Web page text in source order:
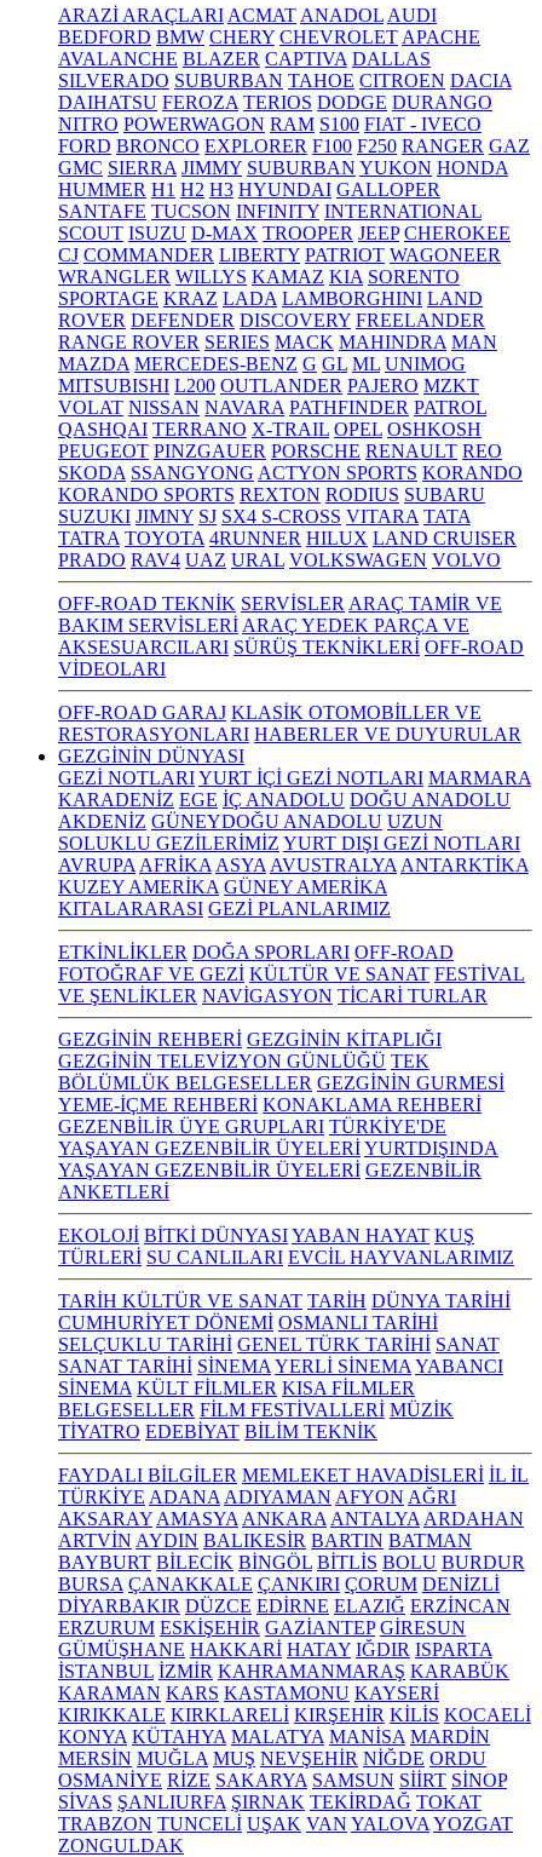
ARAZİ ARAÇLARI ACMAT ANADOL AUDI
BEDFORD BMW CHERY CHEVROLET APACHE
AVALANCHE BLAZER CAPTIVA DALLAS
SILVERADO SUBURBAN TAHOE CITROEN DACIA
DAIHATSU FEROZA TERIOS DODGE DURANGO
NITRO POWERWAGON RAM S100 FIAT - IVECO
FORD BRONCO EXPLORER F100 F250 RANGER GAZ
GMC SIERRA JIMMY SUBURBAN YUKON HONDA
HUMMER H1 H2 H3 HYUNDAI GALLOPER
SANTAFE TUCSON INFINITY INTERNATIONAL
SCOUT ISUZU D-MAX TROOPER JEEP CHEROKEE
CJ COMMANDER LIBERTY PATRIOT WAGONEER
WRANGLER WILLYS KAMAZ KIA SORENTO
SPORTAGE KRAZ LADA LAMBORGHINI LAND
ROVER DEFENDER DISCOVERY FREELANDER
RANGE ROVER SERIES MACK MAHINDRA MAN
MAZDA MERCEDES-BENZ G GL ML UNIMOG
MITSUBISHI L200 OUTLANDER PAJERO MZKT
VOLAT NISSAN NAVARA PATHFINDER PATROL
QASHQAI TERRANO X-TRAIL OPEL OSHKOSH
PEUGEOT PINZGAUER PORSCHE RENAULT REO
SKODA SSANGYONG ACTYON SPORTS KORANDO
KORANDO SPORTS REXTON RODIUS SUBARU
SUZUKI JIMNY SJ SX4 S-CROSS VITARA TATA
TATRA TOYOTA 4RUNNER HILUX LAND CRUISER
PRADO RAV4 UAZ URAL VOLKSWAGEN VOLVO
OFF-ROAD TEKNİK SERVİSLER ARAÇ TAMİR VE
BAKIM SERVİSLERİ ARAÇ YEDEK PARÇA VE
AKSESUARCILARI SÜRÜŞ TEKNİKLERİ OFF-ROAD
VİDEOLARI
OFF-ROAD GARAJ KLASİK OTOMOBİLLER VE
RESTORASYONLARI HABERLER VE DUYURULAR
GEZGİNİN DÜNYASI
GEZİ NOTLARIYURT İÇİ GEZİ NOTLARI MARMARA
KARADENİZ EGE İÇ ANADOLU DOĞU ANADOLU
AKDENİZ GÜNEYDOĞU ANADOLU UZUN
SOLUKLU GEZİLERİMİZ YURT DIŞI GEZİ NOTLARI
AVRUPA AFRİKA ASYA AVUSTRALYA ANTARKTİKA
KUZEY AMERİKA GÜNEY AMERİKA
KITALARARASI GEZİ PLANLARIMIZ
ETKİNLİKLER DOĞA SPORLARI OFF-ROAD
FOTOĞRAF VE GEZİ KÜLTÜR VE SANAT FESTİVAL
VE ŞENLİKLER NAVİGASYON TİCARİ TURLAR
GEZGİNİN REHBERİ GEZGİNİN KİTAPLIĞI
GEZGİNİN TELEVİZYON GÜNLÜĞÜ TEK
BÖLÜMLÜK BELGESELLER GEZGİNİN GURMESİ
YEME-İÇME REHBERİ KONAKLAMA REHBERİ
GEZENBİLİR ÜYE GRUPLARI TÜRKİYE'DE
YAŞAYAN GEZENBİLİR ÜYELERİYURTDIŞINDA
YAŞAYAN GEZENBİLİR ÜYELERİ GEZENBİLİR
ANKETLERİ
EKOLOJİ BİTKİ DÜNYASIYABAN HAYAT KUŞ
TÜRLERİ SU CANLILARI EVCİL HAYVANLARIMIZ
TARİH KÜLTÜR VE SANAT TARİH DÜNYA TARİHİ
CUMHURİYET DÖNEMİ OSMANLI TARİHİ
SELÇUKLU TARİHİ GENEL TÜRK TARİHİ SANAT
SANAT TARİHİ SİNEMA YERLİ SİNEMA YABANCI
SİNEMA KÜLT FİLMLER KISA FİLMLER
BELGESELLER FİLM FESTİVALLERİ MÜZİK
TİYATRO EDEBİYAT BİLİM TEKNİK
FAYDALI BİLGİLER MEMLEKET HAVADİSLERİ İL İL
TÜRKİYE ADANA ADIYAMAN AFYON AĞRI
AKSARAY AMASYA ANKARA ANTALYA ARDAHAN
ARTVİN AYDIN BALIKESİR BARTIN BATMAN
BAYBURT BİLECİK BİNGÖL BİTLİS BOLU BURDUR
BURSA ÇANAKKALE ÇANKIRI ÇORUM DENİZLİ
DİYARBAKIR DÜZCE EDİRNE ELAZIĞ ERZİNCAN
ERZURUM ESKİŞEHİR GAZİANTEP GİRESUN
GÜMÜŞHANE HAKKARİ HATAY IĞDIR ISPARTA
İSTANBUL İZMİR KAHRAMANMARAŞ KARABÜK
KARAMAN KARS KASTAMONU KAYSERİ
KIRIKKALE KIRKLARELİ KIRŞEHİR KİLİS KOCAELİ
KONYA KÜTAHYA MALATYA MANİSA MARDİN
MERSİN MUĞLA MUŞ NEVŞEHİR NİĞDE ORDU
OSMANİYE RİZE SAKARYA SAMSUN SİİRT SİNOP
SİVAS ŞANLIURFA ŞIRNAK TEKİRDAĞ TOKAT
TRABZON TUNCELİ UŞAK VAN YALOVA YOZGAT
ZONGULDAK